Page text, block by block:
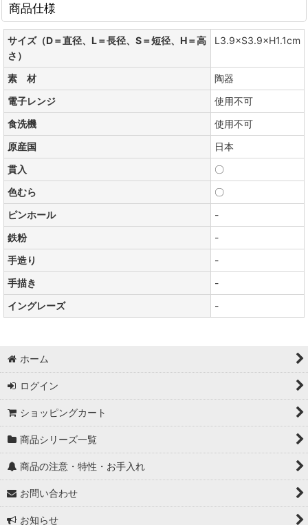
商品仕様
サイズ（D＝直径、L＝長径、S＝短径、H＝高
さ）
L3.9×S3.9×H1.1cm
素 材
陶器
電子レンジ
使用不可
食洗機
使用不可
原産国
日本
貫入
〇
色むら
〇
ピンホール
-
鉄粉
-
手造り
-
手描き
-
イングレーズ
-
ホーム
ログイン
ショッピングカート
商品シリーズ一覧
商品の注意・特性・お手入れ
お問い合わせ
お知らせ